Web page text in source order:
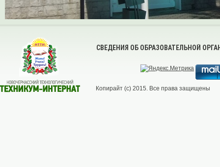
СВЕДЕНИЯ ОБ ОБРАЗОВАТЕЛЬНОЙ
Копирайт (с) 2015. Все права защищены